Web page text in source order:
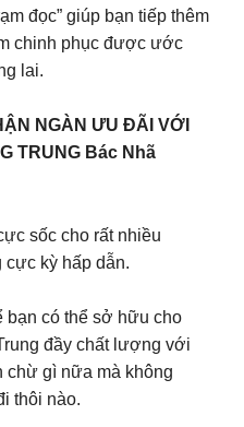
đọc” giúp bạn tiếp thêm
chinh phục được ước
lai.
NGÀN ƯU ĐÃI VỚI
TRUNG Bác Nhã
sốc cho rất nhiều
cực kỳ hấp dẫn.
bạn có thể sở hữu cho
đầy chất lượng với
chừ gì nữa mà không
thôi nào.